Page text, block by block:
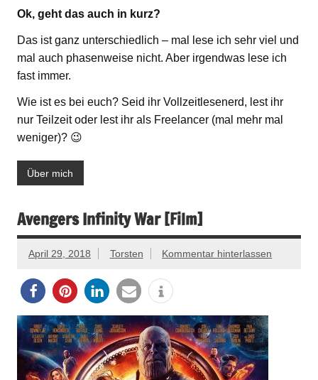
Ok, geht das auch in kurz?
Das ist ganz unterschiedlich – mal lese ich sehr viel und
mal auch phasenweise nicht. Aber irgendwas lese ich
fast immer.
Wie ist es bei euch? Seid ihr Vollzeitlesenerd, lest ihr
nur Teilzeit oder lest ihr als Freelancer (mal mehr mal
weniger)? 😉
Über mich
Avengers Infinity War [Film]
April 29, 2018 Torsten Kommentar hinterlassen